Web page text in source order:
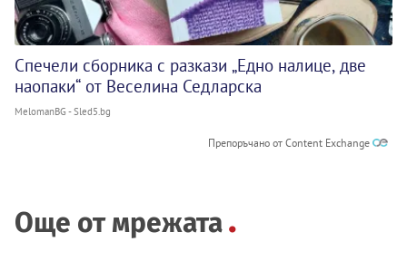
Спечели сборника с разкази „Едно налице, две
наопаки“ от Веселина Седларска
MelomanBG - Sled5.bg
Препоръчано от Content Exchange
Още от мрежата